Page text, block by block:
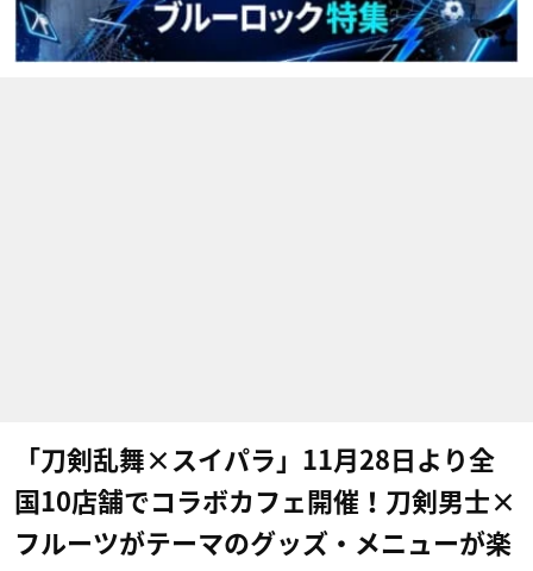
「刀剣乱舞×スイパラ」11月28日より全
国10店舗でコラボカフェ開催！刀剣男士×
フルーツがテーマのグッズ・メニューが楽